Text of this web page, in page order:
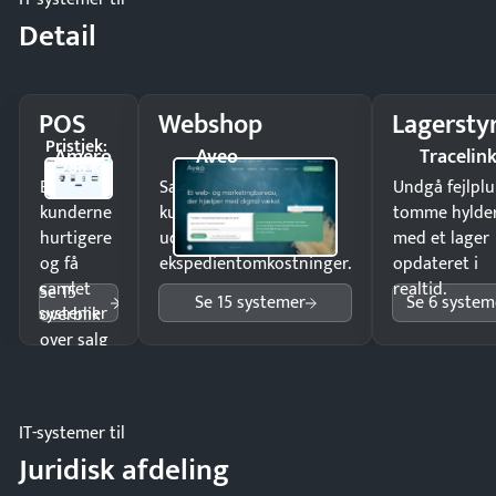
Detail
POS
Amero
Pristjek:
4.788 kr
Ekspedér
kunderne
hurtigere
og få
samlet
overblik
over salg
Se 15
systemer
Webshop
Aveo
Sælg produkter 24/7 til
kunder i hele landet
uden
ekspedientomkostninger.
Se 15 systemer
Undgå
tomme
med et lager
opdateret i
realtid.
Se 6
IT-systemer til
Juridisk afdeling